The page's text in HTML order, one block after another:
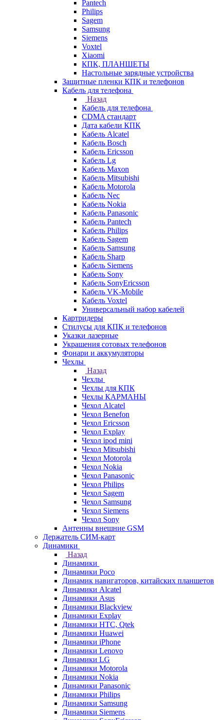
Pantech
Philips
Sagem
Samsung
Siemens
Voxtel
Xiaomi
КПК, ПЛАНШЕТЫ
Настольные зарядные устройства
Защитные пленки КПК и телефонов
Кабель для телефона
Назад
Кабель для телефона
CDMA стандарт
Дата кабели КПК
Кабель Alcatel
Кабель Bosch
Кабель Ericsson
Кабель Lg
Кабель Maxon
Кабель Mitsubishi
Кабель Motorola
Кабель Nec
Кабель Nokia
Кабель Panasonic
Кабель Pantech
Кабель Philips
Кабель Sagem
Кабель Samsung
Кабель Sharp
Кабель Siemens
Кабель Sony
Кабель SonyEricsson
Кабель VK-Mobile
Кабель Voxtel
Универсальный набор кабелей
Картридеры
Стилусы для КПК и телефонов
Указки лазерные
Украшения сотовых телефонов
Фонари и аккумуляторы
Чехлы
Назад
Чехлы
Чехлы для КПК
Чехлы КАРМАНЫ
Чехол Alcatel
Чехол Benefon
Чехол Ericsson
Чехол Explay
Чехол ipod mini
Чехол Mitsubishi
Чехол Motorola
Чехол Nokia
Чехол Panasonic
Чехол Philips
Чехол Sagem
Чехол Samsung
Чехол Siemens
Чехол Sony
Антенны внешние GSM
Держатель СИМ-карт
Динамики
Назад
Динамики
Динамики Poco
Динамик навигаторов, китайских планшетов
Динамики Alcatel
Динамики Asus
Динамики Blackview
Динамики Explay
Динамики HTC, Qtek
Динамики Huawei
Динамики iPhone
Динамики Lenovo
Динамики LG
Динамики Motorola
Динамики Nokia
Динамики Panasonic
Динамики Philips
Динамики Samsung
Динамики Siemens